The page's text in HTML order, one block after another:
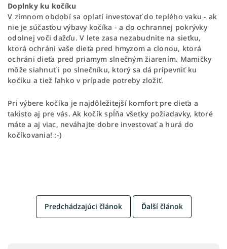
Doplnky ku kočíku
V zimnom období sa oplatí investovať do teplého vaku - ak
nie je súčasťou výbavy kočíka - a do ochrannej pokrývky
odolnej voči dažďu. V lete zasa nezabudnite na sieťku,
ktorá ochráni vaše dieťa pred hmyzom a clonou, ktorá
ochráni dieťa pred priamym slnečným žiarením. Mamičky
môže siahnuť i po slnečníku, ktorý sa dá pripevniť ku
kočíku a tiež ľahko v prípade potreby zložiť.
Pri výbere kočíka je najdôležitejší komfort pre dieťa a
takisto aj pre vás. Ak kočík spĺňa všetky požiadavky, ktoré
máte a aj viac, neváhajte dobre investovať a hurá do
kočíkovania! :-)
Predchádzajúci článok Ďalší článok